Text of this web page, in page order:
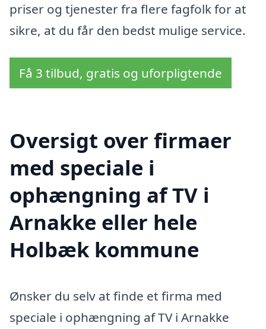
priser og tjenester fra flere fagfolk for at
sikre, at du får den bedst mulige service.
Få 3 tilbud, gratis og uforpligtende
Oversigt over firmaer
med speciale i
ophængning af TV i
Arnakke eller hele
Holbæk kommune
Ønsker du selv at finde et firma med
speciale i ophængning af TV i Arnakke